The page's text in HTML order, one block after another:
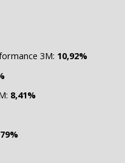
3M: 10,92%
8,41%